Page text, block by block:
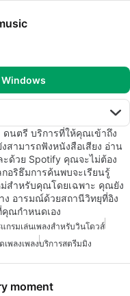
นตรี บริการที่ให้คุณเข้าถึง
สามารถฟังหนังสือเสียง อ่าน
ด้วย Spotify คุณจะไม่ต้อง
อริธึมการค้นพบจะเรียนรู้
สำหรับคุณโดยเฉพาะ คุณยัง
ง อารมณ์ด้วยสถานีวิทยุที่อิง
คุณกำหนดเอง
กรมเล่นเพลงสำหรับวินโดวส์
พลงเพลงบริการสตรีมมิง
moment